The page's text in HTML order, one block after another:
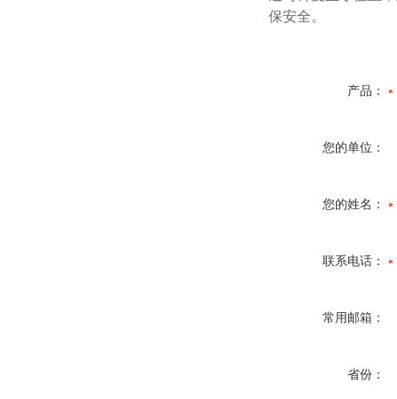
保安全。
产品：
您的单位：
您的姓名：
联系电话：
常用邮箱：
省份：